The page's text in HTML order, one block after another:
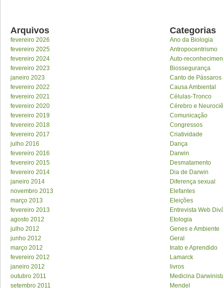
Arquivos
fevereiro 2026
fevereiro 2025
fevereiro 2024
fevereiro 2023
janeiro 2023
fevereiro 2022
fevereiro 2021
fevereiro 2020
fevereiro 2019
fevereiro 2018
fevereiro 2017
julho 2016
fevereiro 2016
fevereiro 2015
fevereiro 2014
janeiro 2014
novembro 2013
março 2013
fevereiro 2013
agosto 2012
julho 2012
junho 2012
março 2012
fevereiro 2012
janeiro 2012
outubro 2011
setembro 2011
Categorias
Ano da Biologia
Antropocentrismo
Auto-
Biossegurança
Canto de Pássaros
Causa Ambiental
Células-Tronco
Cérebro e
Comunicação
Congressos
Criatividade
Dança
Darwin
Desmatamento
Dia de Darwin
Diferença sexual
Elefantes
Eleições
Entrevista Web
Etologia
Genes e Ambiente
Geral
Inato e Aprendido
Lamarck
livros
Medicina
Mendel